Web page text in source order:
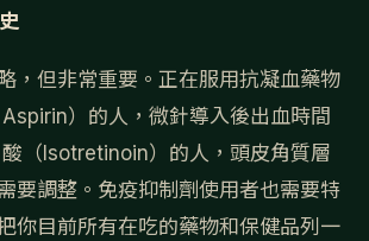
，但非常重要。正在服用抗凝血藥物
Aspirin）的人，微針導入後出血時間
（Isotretinoin）的人，頭皮角質層
要調整。免疫抑制劑使用者也需要特
你目前所有在吃的藥物和保健品列一